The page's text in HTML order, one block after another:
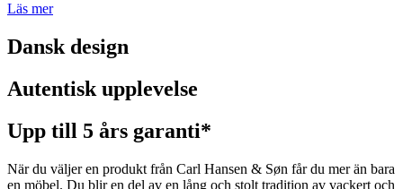
Läs mer
Dansk design
Autentisk upplevelse
Upp till 5 års garanti*
När du väljer en produkt från Carl Hansen & Søn får du mer än bara
en möbel. Du blir en del av en lång och stolt tradition av vackert och